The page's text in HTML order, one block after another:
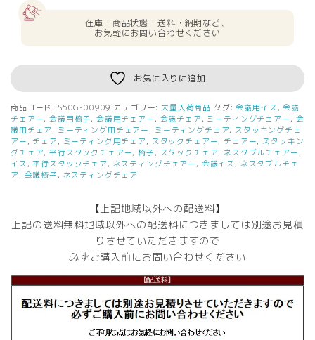
在庫・商品状態・送料・納期など、
お気軽にお問い合わせください
お気に入りに追加
商品コード: S50G-00909 カテゴリー: 大量入荷商品 タグ:会議用イス ,会議
チェアー,会議用椅子 , 会議用チェアー , 会議チェア , ミーティングチェアー , 会
議用チェア , ミーティング用チェアー , ミーティングチェア, スタッキングチェ
アー , チェア , ミーティング用チェア , スタックチェアー, チェアー, スタッキン
グチェア,平行スタックチェアー,椅子 , スタックチェア,ネスタブルチェアー ,
イス ,平行スタックチェア , ネスティングチェアー , 会議イス , ネスタブルチェ
ア , 会議椅子 , ネスティングチェア
【上記地域以外への配送料】
上記の送料無料地域以外への配送料につきましては別途お見積
りさせていただきますので
必ずご購入前にお問い合わせください